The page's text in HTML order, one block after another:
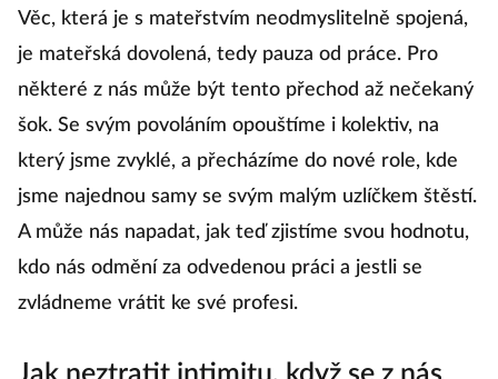
Věc, která je s mateřstvím neodmyslitelně spojená,
je mateřská dovolená, tedy pauza od práce. Pro
některé z nás může být tento přechod až nečekaný
šok. Se svým povoláním opouštíme i kolektiv, na
který jsme zvyklé, a přecházíme do nové role, kde
jsme najednou samy se svým malým uzlíčkem štěstí.
A může nás napadat, jak teď zjistíme svou hodnotu,
kdo nás odmění za odvedenou práci a jestli se
zvládneme vrátit ke své profesi.